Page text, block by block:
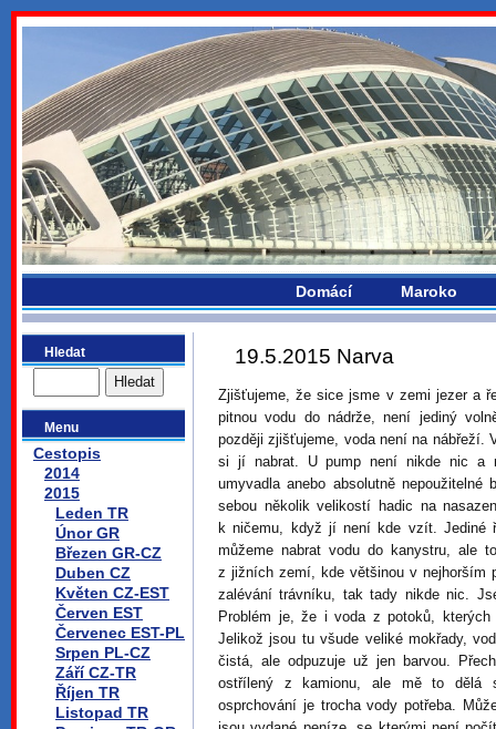
bydlikemevropou.com
Domácí Maroko
Hledat
Menu
Cestopis
2014
2015
Leden TR
Únor GR
Březen GR-CZ
Duben CZ
Květen CZ-EST
Červen EST
Červenec EST-PL
Srpen PL-CZ
Září CZ-TR
Říjen TR
Listopad TR
19.5.2015 Narva
Zjišťujeme, že sice jsme v zemi jezer a
pitnou vodu do nádrže, není jediný
později zjišťujeme, voda není na nábřeží.
si jí nabrat. U pump není nikde nic a
umyvadla anebo absolutně
sebou několik velikostí hadic na
k ničemu, když jí není kde vzít. Jediné
můžeme nabrat vodu do kanystru, ale
z jižních zemí, kde většinou v nejhorším
zalévání trávníku, tak tady nikde nic.
Problém je, že i voda z potoků,
Jelikož jsou tu všude veliké mokřady,
čistá, ale odpuzuje už jen barvou.
ostřílený z kamionu, ale mě to dělá
osprchování je trocha vody potřeba.